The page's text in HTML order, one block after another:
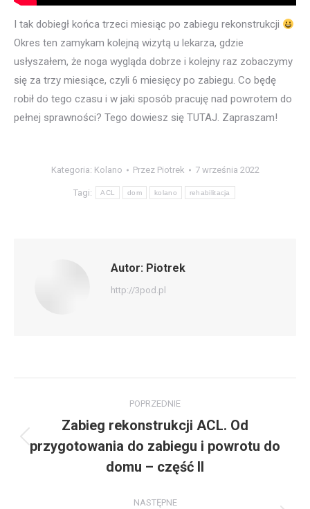
I tak dobiegł końca trzeci miesiąc po zabiegu rekonstrukcji
Okres ten zamykam kolejną wizytą u lekarza, gdzie
usłyszałem, że noga wygląda dobrze i kolejny raz zobaczymy
się za trzy miesiące, czyli 6 miesięcy po zabiegu. Co będę
robił do tego czasu i w jaki sposób pracuję nad powrotem do
pełnej sprawności? Tego dowiesz się TUTAJ. Zapraszam!
Kategoria: Kolano Przez Piotrek 7 września 2022
Tagi: ACL dom kolano rehabilitacja
Autor: Piotrek
http://3pod.pl
wpisów
POPRZEDNIE
Poprzedni
wpis:
Zabieg rekonstrukcji ACL. Od
przygotowania do zabiegu i powrotu do
domu – część II
NASTĘPNE